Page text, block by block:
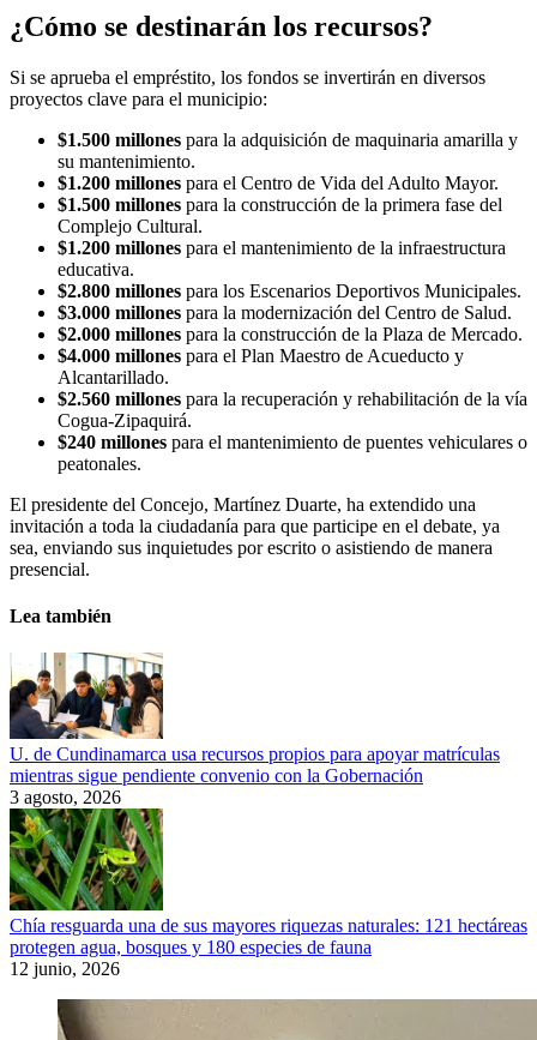
¿Cómo se destinarán los recursos?
Si se aprueba el empréstito, los fondos se invertirán en diversos
proyectos clave para el municipio:
$1.500 millones para la adquisición de maquinaria amarilla y
su mantenimiento.
$1.200 millones para el Centro de Vida del Adulto Mayor.
$1.500 millones para la construcción de la primera fase del
Complejo Cultural.
$1.200 millones para el mantenimiento de la infraestructura
educativa.
$2.800 millones para los Escenarios Deportivos Municipales.
$3.000 millones para la modernización del Centro de Salud.
$2.000 millones para la construcción de la Plaza de Mercado.
$4.000 millones para el Plan Maestro de Acueducto y
Alcantarillado.
$2.560 millones para la recuperación y rehabilitación de la vía
Cogua-Zipaquirá.
$240 millones para el mantenimiento de puentes vehiculares o
peatonales.
El presidente del Concejo, Martínez Duarte, ha extendido una
invitación a toda la ciudadanía para que participe en el debate, ya
sea, enviando sus inquietudes por escrito o asistiendo de manera
presencial.
Lea también
U. de Cundinamarca usa recursos propios para apoyar matrículas
mientras sigue pendiente convenio con la Gobernación
3 agosto, 2026
Chía resguarda una de sus mayores riquezas naturales: 121 hectáreas
protegen agua, bosques y 180 especies de fauna
12 junio, 2026